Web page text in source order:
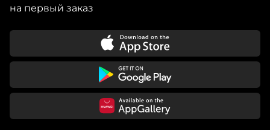
на первый заказ